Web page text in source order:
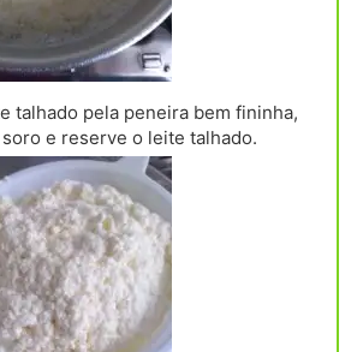
talhado pela peneira bem fininha,
e reserve o leite talhado.